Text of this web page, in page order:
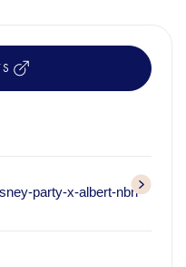
party-x-albert-nbn-